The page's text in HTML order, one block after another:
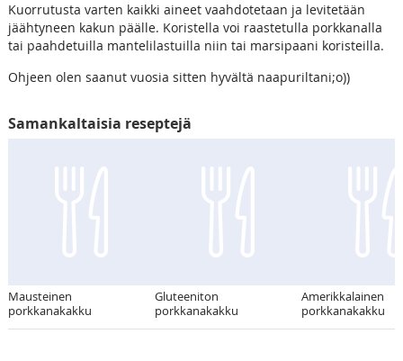
Kuorrutusta varten kaikki aineet vaahdotetaan ja levitetään
jäähtyneen kakun päälle. Koristella voi raastetulla porkkanalla
tai paahdetuilla mantelilastuilla niin tai marsipaani koristeilla.
Ohjeen olen saanut vuosia sitten hyvältä naapuriltani;o))
Samankaltaisia reseptejä
Mausteinen
porkkanakakku
Gluteeniton
porkkanakakku
Amerikkalainen
porkkanakakku